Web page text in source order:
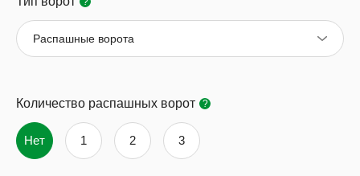
Распашные ворота
Количество распашных ворот ?
Нет 1 2 3